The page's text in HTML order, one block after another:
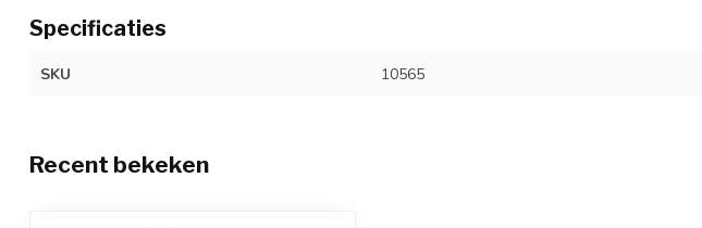
Specificaties
SKU 10565
Recent bekeken